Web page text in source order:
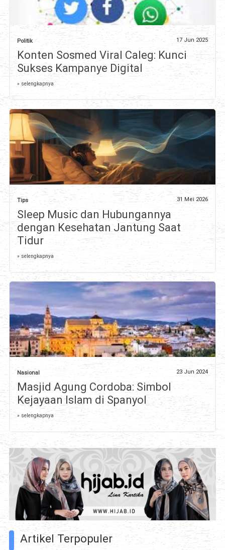
Politik 17 Jun 2025
Konten Sosmed Viral Caleg: Kunci
Sukses Kampanye Digital
» selengkapnya
Tips 31 Mei 2026
Sleep Music dan Hubungannya
dengan Kesehatan Jantung Saat
Tidur
» selengkapnya
Nasional 23 Jun 2024
Masjid Agung Cordoba: Simbol
Kejayaan Islam di Spanyol
» selengkapnya
Artikel Terpopuler